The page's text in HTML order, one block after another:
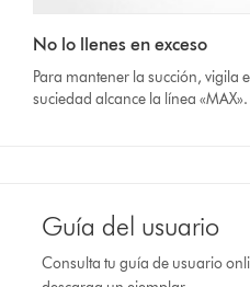
No lo llenes en exceso
Para mantener la succión, vigila
suciedad alcance la línea «MAX».
Guía del usuario
Consulta tu guía de usuario